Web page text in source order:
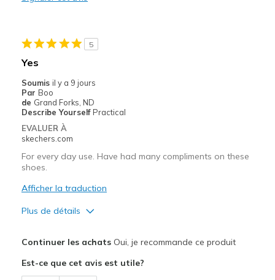
Les meilleures utilisations
Travel
Width
Sizing
View On Shoes
I'm Into Shoes
5
Yes
Soumis il y a 9 jours
Par Boo
de Grand Forks, ND
Describe Yourself Practical
EVALUER À
skechers.com
For every day use. Have had many compliments on these
shoes.
Afficher la traduction
Plus de détails
Breathe Well
Continuer les achatsOui, je recommande ce produit
Est-ce que cet avis est utile?